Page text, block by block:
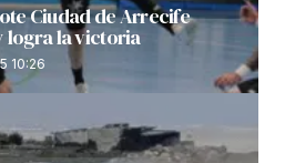
Ciudad de Arrecife
logra la victoria
10:26